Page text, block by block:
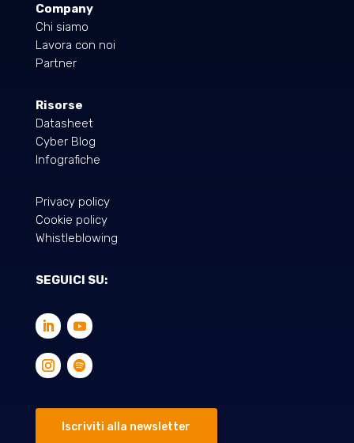
Company
Chi siamo
Lavora con noi
Partner
Risorse
Datasheet
Cyber Blog
Infografiche
Privacy policy
Cookie policy
Whistleblowing
SEGUICI SU:
Iscriviti alla newsletter